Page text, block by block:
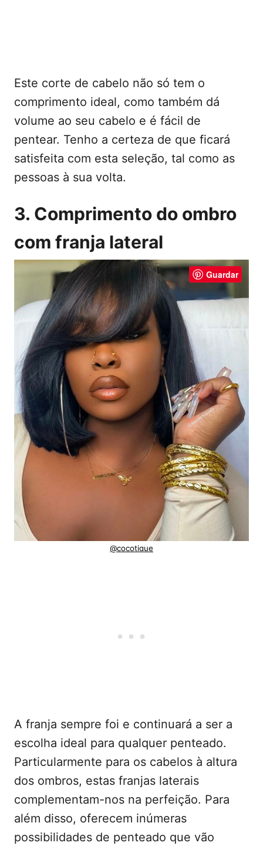
Este corte de cabelo não só tem o
comprimento ideal, como também dá
volume ao seu cabelo e é fácil de
pentear. Tenho a certeza de que ficará
satisfeita com esta seleção, tal como as
pessoas à sua volta.
3. Comprimento do ombro
com franja lateral
Guardar
@cocotique
A franja sempre foi e continuará a ser a
escolha ideal para qualquer penteado.
Particularmente para os cabelos à altura
dos ombros, estas franjas laterais
complementam-nos na perfeição. Para
além disso, oferecem inúmeras
possibilidades de penteado que vão